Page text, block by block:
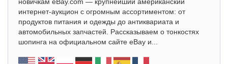
интернет-аукцион с огромным ассортиментом: от
продуктов питания и одежды до антиквариата и
автомобильных запчастей. Рассказываем о тонкостях
шопинга на официальном сайте eBay и...